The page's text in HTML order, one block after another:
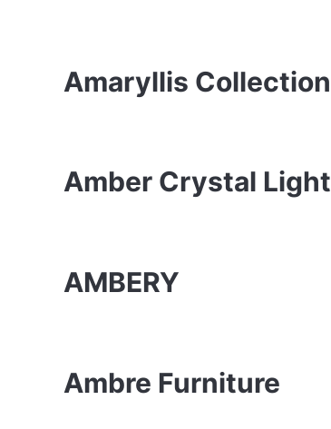
Amaryllis Collection
Amber Crystal Light
AMBERY
Ambre Furniture